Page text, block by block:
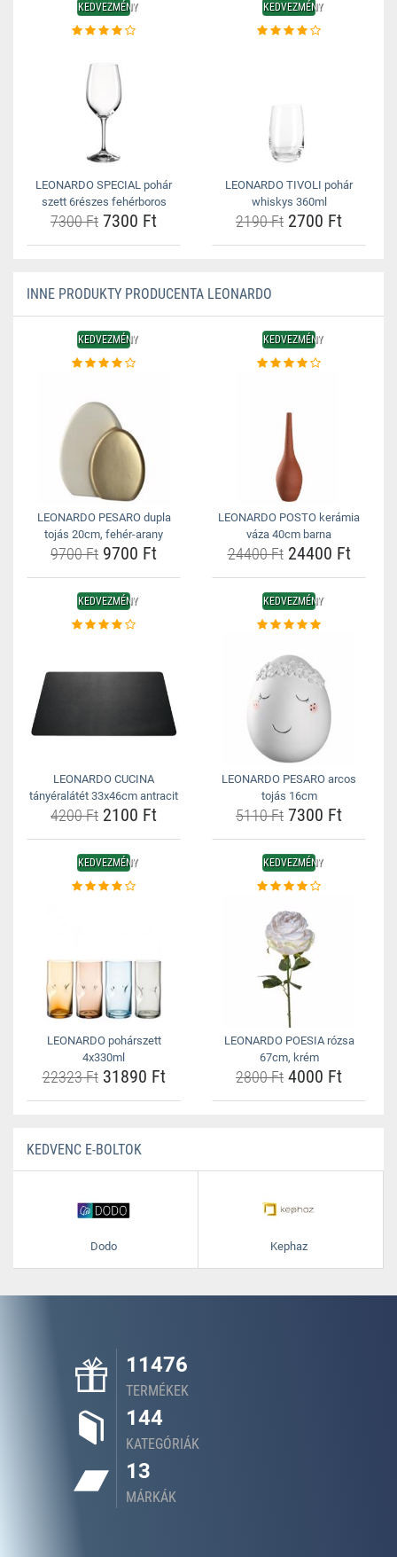
KEDVEZMÉNY
LEONARDO SPECIAL pohár
szett 6részes fehérboros
7300 Ft 7300 Ft
KEDVEZMÉNY
LEONARDO TIVOLI pohár
whiskys 360ml
2190 Ft 2700 Ft
INNE PRODUKTY PRODUCENTA LEONARDO
KEDVEZMÉNY
LEONARDO PESARO dupla
tojás 20cm, fehér-arany
9700 Ft 9700 Ft
KEDVEZMÉNY
LEONARDO POSTO kerámia
váza 40cm barna
24400 Ft24400 Ft
KEDVEZMÉNY
LEONARDO CUCINA
tányéralátét 33x46cm antracit
4200 Ft 2100 Ft
KEDVEZMÉNY
LEONARDO PESARO arcos
tojás 16cm
5110 Ft 7300 Ft
KEDVEZMÉNY
LEONARDO pohárszett
4x330ml
22323 Ft31890 Ft
KEDVEZMÉNY
LEONARDO POESIA rózsa
67cm, krém
2800 Ft 4000 Ft
KEDVENC E-BOLTOK
Dodo Kephaz
11476
TERMÉKEK
144
KATEGÓRIÁK
13
MÁRKÁK